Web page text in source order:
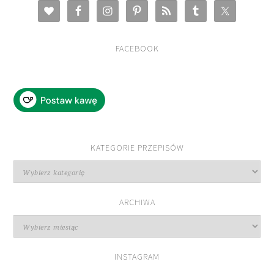
FACEBOOK
KATEGORIE PRZEPISÓW
przepisów
ARCHIWA
INSTAGRAM